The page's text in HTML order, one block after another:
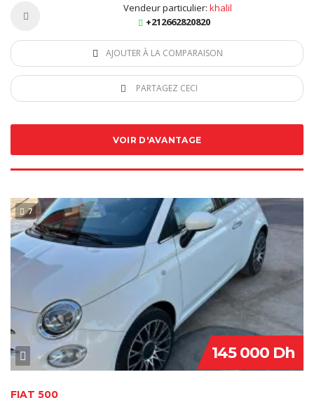
Vendeur particulier: khalil
+212662820820
AJOUTER À LA COMPARAISON
PARTAGEZ CECI
VOIR D'AVANTAGE
7 VENDU
145 000 Dh
FIAT 500